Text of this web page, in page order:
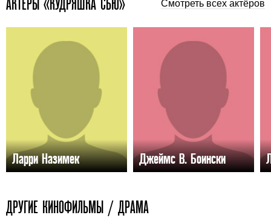
Смотреть всех актёров
Ларри Назимек Джеймс В. Боински
ДРУГИЕ КИНОФИЛЬМЫ / ДРАМА